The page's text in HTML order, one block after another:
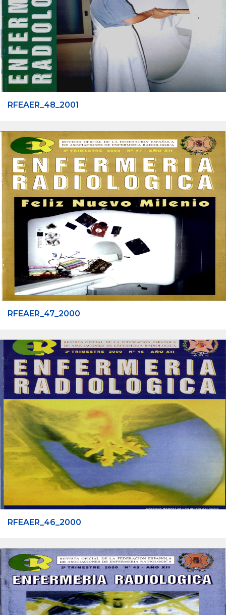
RFEAER_48_2001
RFEAER_47_2000
RFEAER_46_2000